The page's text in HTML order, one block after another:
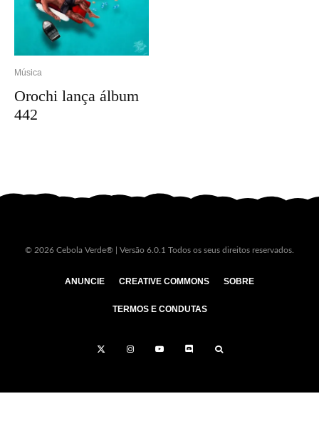
Música
Orochi lança álbum
442
© 2026 Cebola Verde® | Versão 6.0.1 Todos os seus direitos reservados.
ANUNCIE CREATIVE COMMONS SOBRE
TERMOS E CONDUTAS